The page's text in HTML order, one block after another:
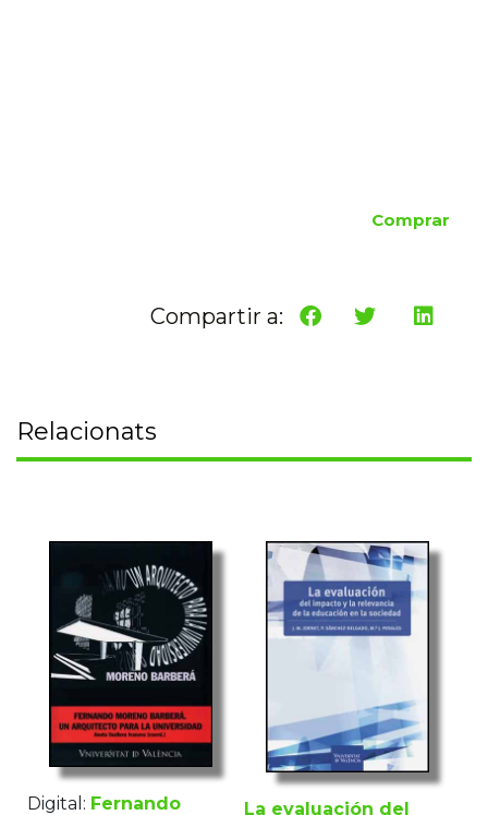
Comprar
Compartir a:
Relacionats
Digital: Fernando
La evaluación del